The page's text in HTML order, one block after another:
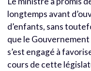
longtemps avant
d’enfants, sans
que le
s’est engagé à
cours de cette